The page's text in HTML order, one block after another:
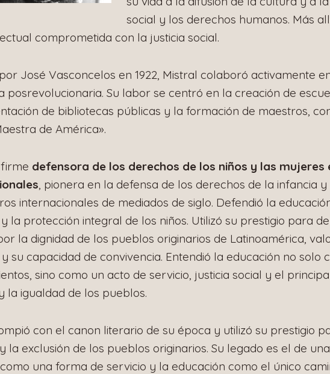
social y los derechos humanos. Más
comprometida con la justicia social.
José Vasconcelos en 1922, Mistral colaboró activamente
posrevolucionaria. Su labor se centró en la creación de
de bibliotecas públicas y la formación de maestros,
de América».
defensora de los derechos de los niños y las mujeres
, pionera en la defensa de los derechos de la infancia
internacionales de mediados de siglo. Defendió la
la protección integral de los niños. Utilizó su prestigio para
la dignidad de los pueblos originarios de Latinoamérica,
su capacidad de convivencia. Entendió la educación no solo
sino como un acto de servicio, justicia social y el
la igualdad de los pueblos.
con el canon literario de su época y utilizó su prestigio
la exclusión de los pueblos originarios. Su legado es el de
una forma de servicio y la educación como el único